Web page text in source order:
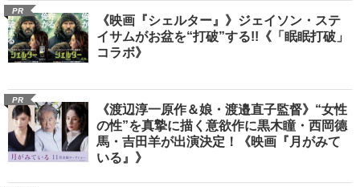
PR
《映画『シェルター』》ジェイソン・ステ
イサムがお盆を“打破”する!!《「眠眠打破」
コラボ》
PR
《渡辺淳一原作＆娘・渡邉直子監督》“女性
の性”を真摯に描く意欲作に黒木瞳・西岡德
馬・吉田羊が出演決定！《映画『月がみて
いる』》